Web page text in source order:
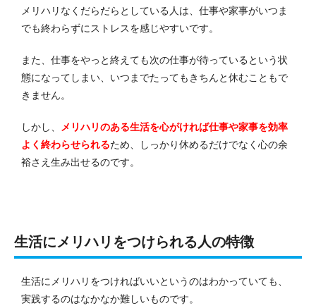
メリハリなくだらだらとしている人は、仕事や家事がいつま
でも終わらずにストレスを感じやすいです。
また、仕事をやっと終えても次の仕事が待っているという状
態になってしまい、いつまでたってもきちんと休むこともで
きません。
しかし、 メリハリのある生活を心がければ仕事や家事を効率
よく終わらせられるため、しっかり休めるだけでなく心の余
裕さえ生み出せるのです。
生活にメリハリをつけられる人の特徴
生活にメリハリをつければいいというのはわかっていても、
実践するのはなかなか難しいものです。